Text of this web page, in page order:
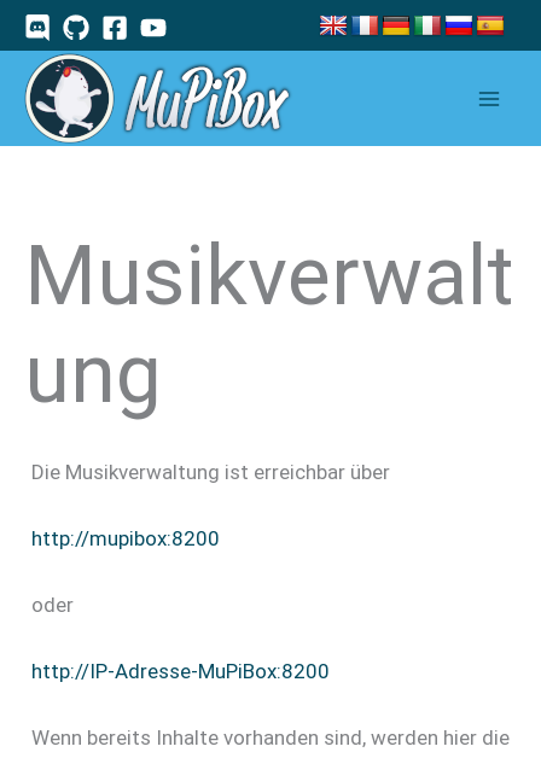
Zum
Inhalt
springen
Musikverwalt
ung
Die Musikverwaltung ist erreichbar über
http://mupibox:8200
oder
http://IP-Adresse-MuPiBox:8200
Wenn bereits Inhalte vorhanden sind, werden hier die